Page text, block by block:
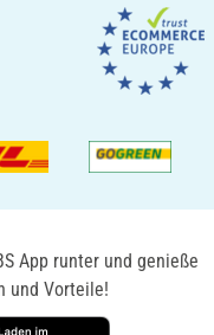
App runter und genieße
und Vorteile!